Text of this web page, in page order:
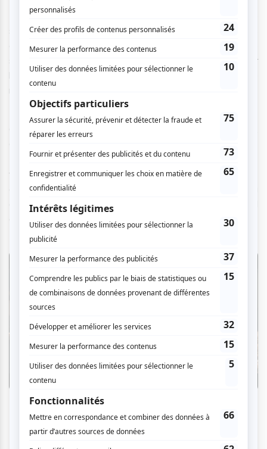
Brigitte Poupart fait le pari audacieux d'évacuer le
suspense classique pour en installer un autre, bien plus
complexe : celui des relations humaines, des liens entre
sœurs. Est-ce que ces femmes, séparées par l'histoire, par
la honte, par des loyautés incompatibles, parviendront à se
Ce qui compte, ce n’est pas le quoi, mais le comment.
? Comment on se retrouve quand on ne s’est jamais
vraiment comprises ? Les sœurs sont là, ensemble, mais
chacune arrive avec son propre rapport au passé, à la
douleur et au père surtout, dont l’absence pèse plus lourd
que n’importe quelle présence.
Une beauté qui tient presque trop bien